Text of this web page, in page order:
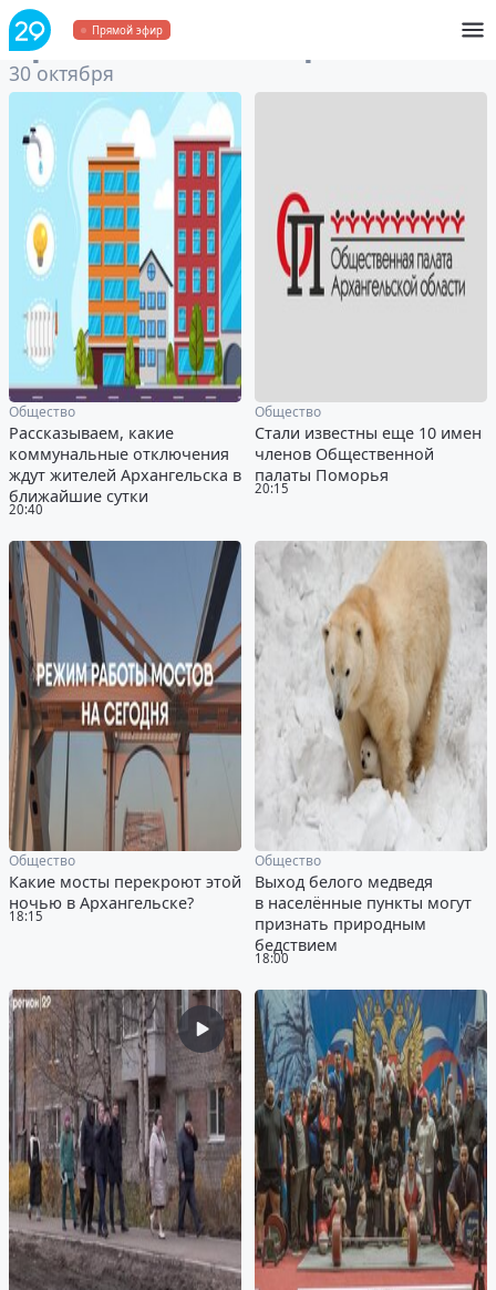
Прямой эфир
Архивза 30 октября 2024
30 октября
20:40
Общество
Рассказываем, какие
коммунальные отключения
ждут жителей Архангельска в
ближайшие сутки
20:15
Общество
Стали известны еще 10 имен
членов Общественной
палаты Поморья
18:15
Общество
Какие мосты перекроют этой
ночью в Архангельске?
18:00
Общество
Выход белого медведя
в населённые пункты могут
признать природным
бедствием